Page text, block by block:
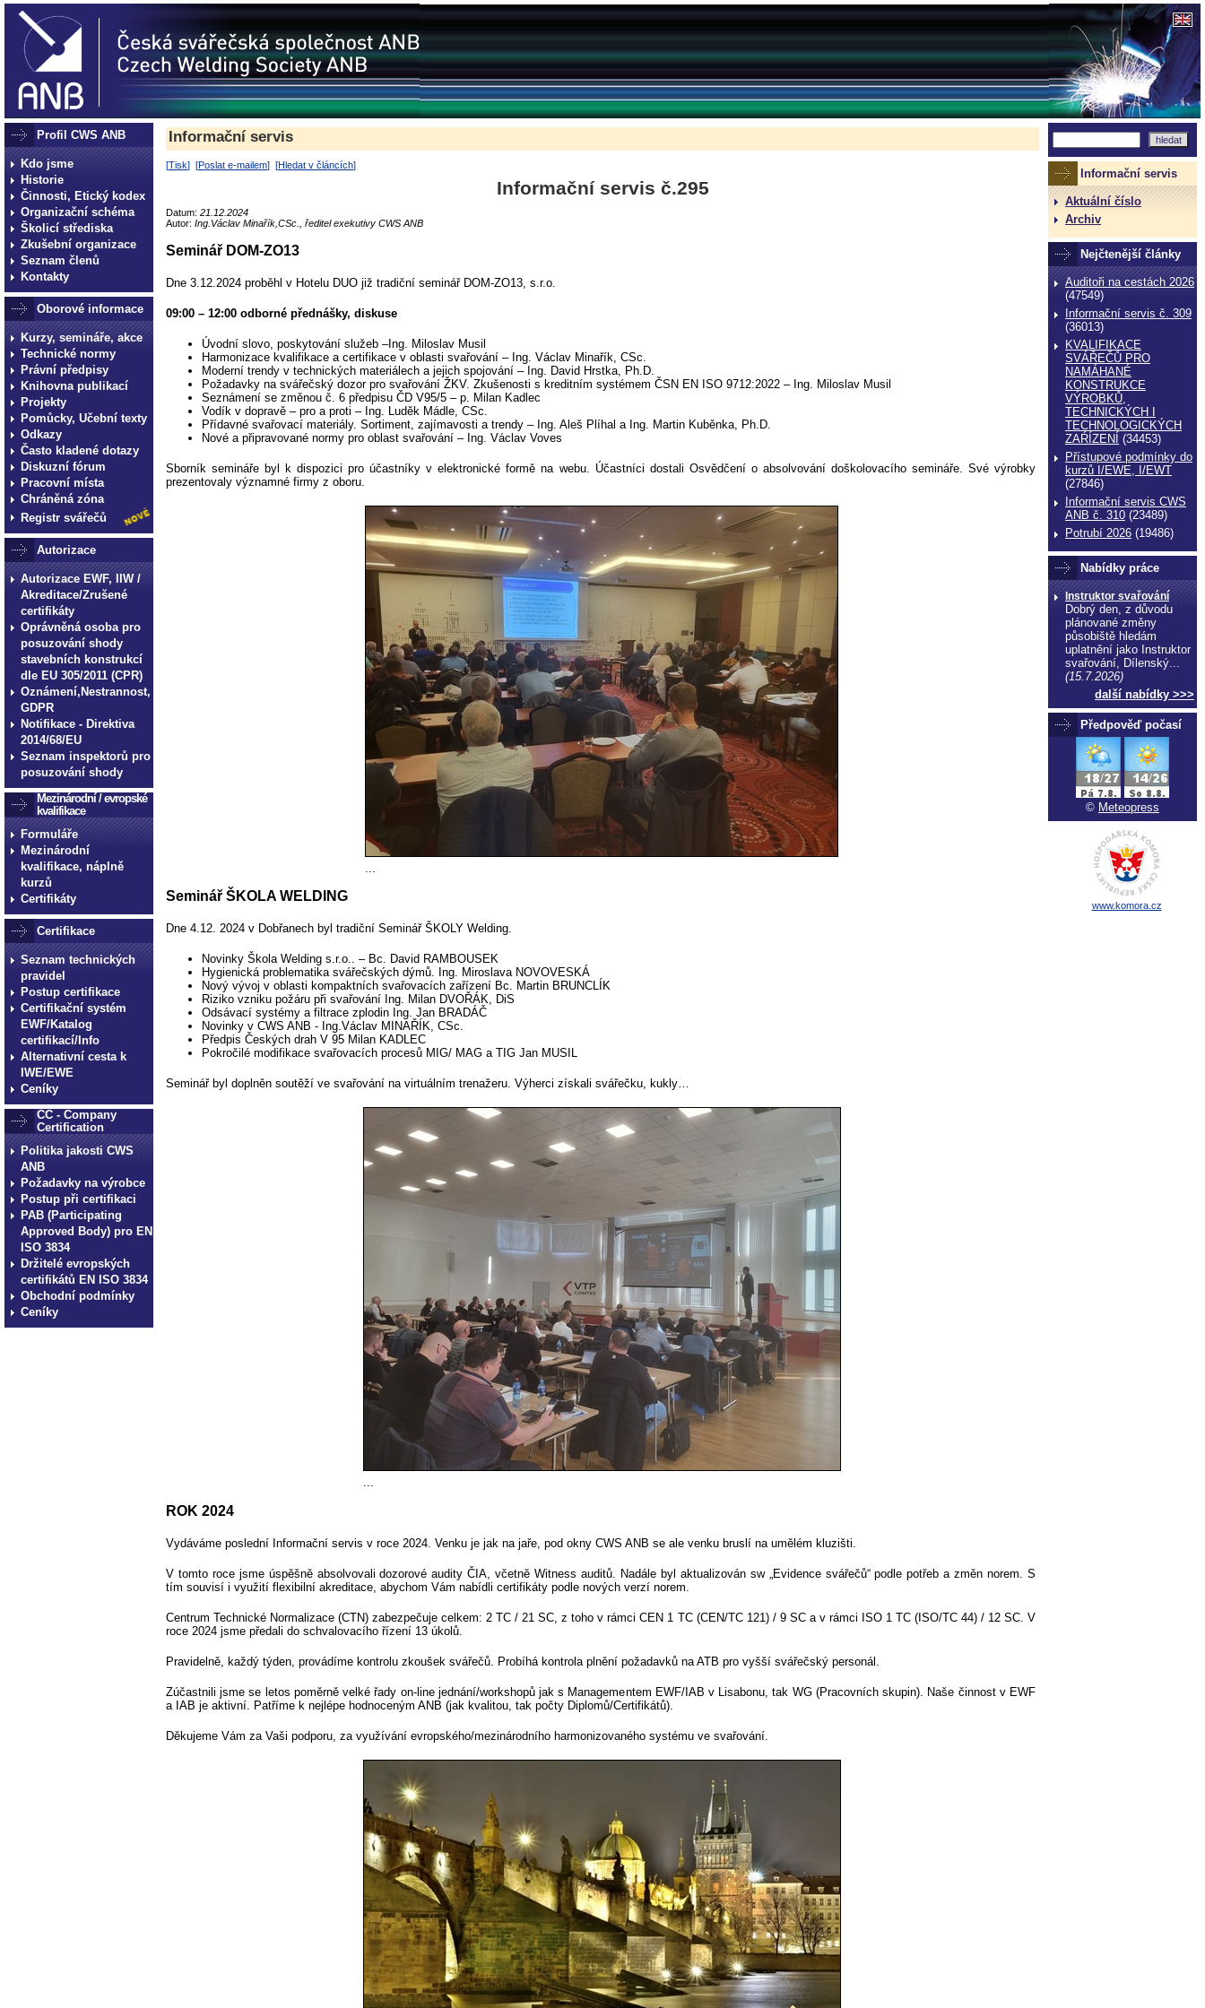
Profil CWS ANB
Kdo jsme
Historie
Činnosti, Etický kodex
Organizační schéma
Školicí střediska
Zkušební organizace
Seznam členů
Kontakty
Oborové informace
Kurzy, semináře, akce
Technické normy
Právní předpisy
Knihovna publikací
Projekty
Pomůcky, Učební texty
Odkazy
Často kladené dotazy
Diskuzní fórum
Pracovní místa
Chráněná zóna
Registr svářečů
Autorizace
Autorizace EWF, IIW /
Akreditace/Zrušené
certifikáty
Oprávněná osoba pro
posuzování shody
stavebních konstrukcí
dle EU 305/2011 (CPR)
Oznámení,Nestrannost,
GDPR
Notifikace - Direktiva
2014/68/EU
Seznam inspektorů pro
posuzování shody
Mezinárodní / evropské
kvalifikace
Formuláře
Mezinárodní
kvalifikace, náplně
kurzů
Certifikáty
Certifikace
Seznam technických
pravidel
Postup certifikace
Certifikační systém
EWF/Katalog
certifikací/Info
Alternativní cesta k
IWE/EWE
Ceníky
CC - Company
Certification
Politika jakosti CWS
ANB
Požadavky na výrobce
Postup při certifikaci
PAB (Participating
Approved Body) pro EN
ISO 3834
Držitelé evropských
certifikátů EN ISO 3834
Obchodní podmínky
Ceníky
Informační servis
[Tisk] [Poslat e-mailem] [Hledat v článcích]
Informační servis č.295
Datum: 21.12.2024
Autor: Ing.Václav Minařík,CSc., ředitel exekutivy CWS ANB
Seminář DOM-ZO13
Dne 3.12.2024 proběhl v Hotelu DUO již tradiční seminář DOM-ZO13, s.r.o.
09:00 – 12:00 odborné přednášky, diskuse
Úvodní slovo, poskytování služeb –Ing. Miloslav Musil
Harmonizace kvalifikace a certifikace v oblasti svařování – Ing. Václav Minařík, CSc.
Moderní trendy v technických materiálech a jejich spojování – Ing. David Hrstka, Ph.D.
Požadavky na svářečský dozor pro svařování ŽKV. Zkušenosti s kreditním systémem ČSN EN ISO 9712:2022 – Ing. Miloslav Musil
Seznámení se změnou č. 6 předpisu ČD V95/5 – p. Milan Kadlec
Vodík v dopravě – pro a proti – Ing. Luděk Mádle, CSc.
Přídavné svařovací materiály. Sortiment, zajímavosti a trendy – Ing. Aleš Plíhal a Ing. Martin Kuběnka, Ph.D.
Nové a připravované normy pro oblast svařování – Ing. Václav Voves
Sborník semináře byl k dispozici pro účastníky v elektronické formě na webu. Účastníci dostali Osvědčení o absolvování doškolovacího semináře. Své výrobky
prezentovaly významné firmy z oboru.
Seminář ŠKOLA WELDING
Dne 4.12. 2024 v Dobřanech byl tradiční Seminář ŠKOLY Welding.
Novinky Škola Welding s.r.o.. – Bc. David RAMBOUSEK
Hygienická problematika svářečských dýmů. Ing. Miroslava NOVOVESKÁ
Nový vývoj v oblasti kompaktních svařovacích zařízení Bc. Martin BRUNCLÍK
Riziko vzniku požáru při svařování Ing. Milan DVOŘÁK, DiS
Odsávací systémy a filtrace zplodin Ing. Jan BRADÁČ
Novinky v CWS ANB - Ing.Václav MINAŘÍK, CSc.
Předpis Českých drah V 95 Milan KADLEC
Pokročilé modifikace svařovacích procesů MIG/ MAG a TIG Jan MUSIL
Seminář byl doplněn soutěží ve svařování na virtuálním trenažeru. Výherci získali svářečku, kukly…
...
ROK 2024
Vydáváme poslední Informační servis v roce 2024. Venku je jak na jaře, pod okny CWS ANB se ale venku bruslí na umělém kluzišti.
V tomto roce jsme úspěšně absolvovali dozorové audity ČIA, včetně Witness auditů. Nadále byl aktualizován sw „Evidence svářečů“ podle potřeb a změn norem. S
tím souvisí i využití flexibilní akreditace, abychom Vám nabídli certifikáty podle nových verzí norem.
Centrum Technické Normalizace (CTN) zabezpečuje celkem: 2 TC / 21 SC, z toho v rámci CEN 1 TC (CEN/TC 121) / 9 SC a v rámci ISO 1 TC (ISO/TC 44) / 12 SC. V
roce 2024 jsme předali do schvalovacího řízení 13 úkolů.
Pravidelně, každý týden, provádíme kontrolu zkoušek svářečů. Probíhá kontrola plnění požadavků na ATB pro vyšší svářečský personál.
Zúčastnili jsme se letos poměrně velké řady on-line jednání/workshopů jak s Managementem EWF/IAB v Lisabonu, tak WG (Pracovních skupin). Naše činnost v EWF
a IAB je aktivní. Patříme k nejlépe hodnoceným ANB (jak kvalitou, tak počty Diplomů/Certifikátů).
Děkujeme Vám za Vaši podporu, za využívání evropského/mezinárodního harmonizovaného systému ve svařování.
Informační servis
Aktuální číslo
Archiv
Nejčtenější články
Auditoři na cestách 2026
(47549)
Informační servis č. 309
(36013)
KVALIFIKACE
SVÁŘEČŮ PRO
NAMÁHANÉ
KONSTRUKCE
VÝROBKŮ,
TECHNICKÝCH I
TECHNOLOGICKÝCH
ZAŔÍZENÍ (34453)
Přístupové podmínky do
kurzů I/EWE, I/EWT
(27846)
Informační servis CWS
ANB č. 310 (23489)
Potrubí 2026 (19486)
Nabídky práce
Instruktor svařování
Dobrý den, z důvodu
plánované změny
působiště hledám
uplatnění jako Instruktor
svařování, Dílenský...
(15.7.2026)
další nabídky >>>
Předpověď počasí
© Meteopress
www.komora.cz